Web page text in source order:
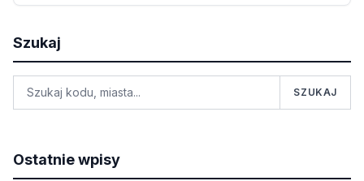
Szukaj
SZUKAJ
Ostatnie wpisy